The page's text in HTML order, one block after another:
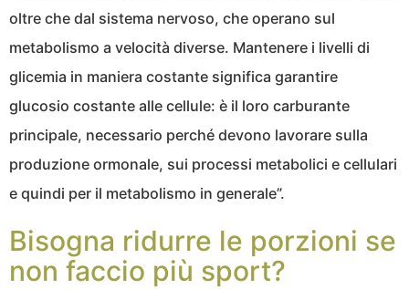
oltre che dal sistema nervoso, che operano sul
metabolismo a velocità diverse. Mantenere i livelli di
glicemia in maniera costante significa garantire
glucosio costante alle cellule: è il loro carburante
principale, necessario perché devono lavorare sulla
produzione ormonale, sui processi metabolici e cellulari
e quindi per il metabolismo in generale”.
Bisogna ridurre le porzioni se
non faccio più sport?